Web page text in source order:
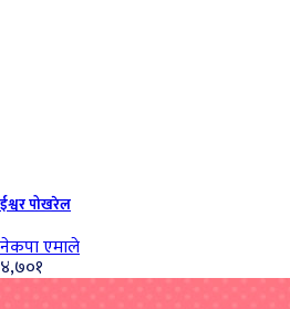
ईश्वर पोखरेल
नेकपा एमाले
४,७०१